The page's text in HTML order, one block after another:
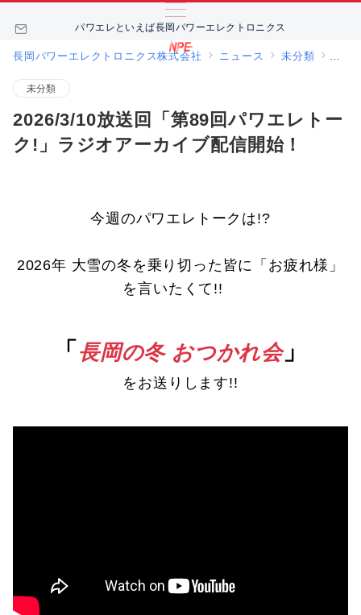
パワエレといえば長岡パワーエレクトロニクス
長岡パワーエレクトロニクス株式会社 ニュース 未分類
未分類
2026/3/10放送回「第89回パワエレトー
ク!」ラジオアーカイブ配信開始！
今週のパワエレトークは!?
2026年 大雪の冬を乗り切った皆に「お疲れ様」
を言いたくて!!
「 長岡の冬 おつかれ会」
をお送りします!!